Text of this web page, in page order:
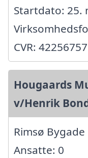
Startdato: 25.
CVR: 42256757
Hougaards
v/Henrik
Rimsø
Ansatte: 0